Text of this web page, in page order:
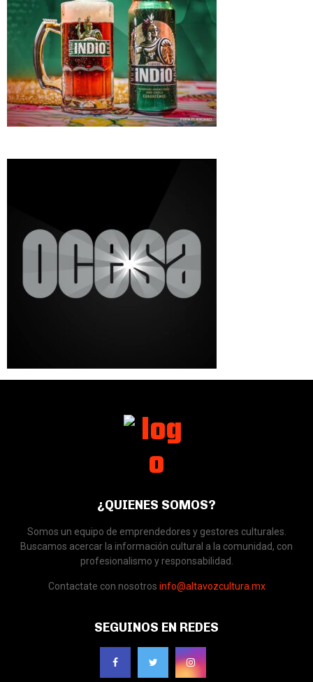
¿QUIENES SOMOS?
Somos un equipo de emprendedores y gestores culturales.
Buscamos acercar la información cultural a la comunidad, con
profesionalismo y responsabilidad.
Contactate con nosotros info@altavozcultura.mx
SEGUINOS EN REDES